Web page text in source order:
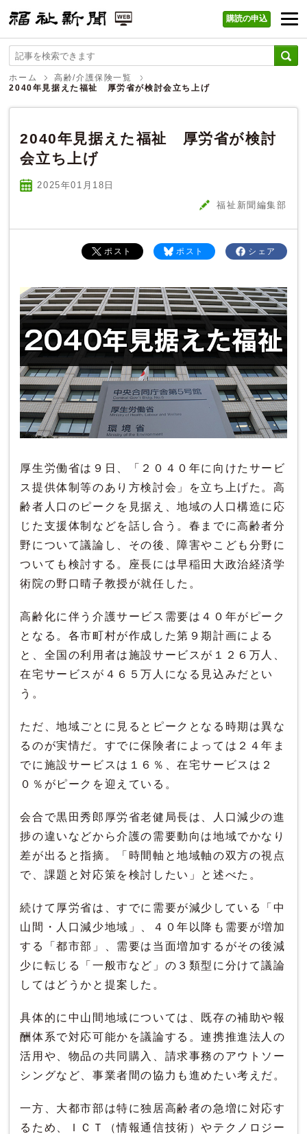
福祉新聞 WEB
購読の申込
ホーム
高齢/介護保険一覧
2040年見据えた福祉 厚労省が検討会立ち上げ
2040年見据えた福祉 厚労省が検討
会立ち上げ
2025年01 月 18 日
福祉新聞編集部
シェア
ポスト
ポスト
厚生労働省は９日、「２０４０年に向けたサービ
ス提供体制等のあり方検討会」を立ち上げた。高
齢者人口のピークを見据え、地域の人口構造に応
じた支援体制などを話し合う。春までに高齢者分
野について議論し、その後、障害やこども分野に
ついても検討する。座長には早稲田大政治経済学
術院の野口晴子教授が就任した。
高齢化に伴う介護サービス需要は４０年がピーク
となる。各市町村が作成した第９期計画による
と、全国の利用者は施設サービスが１２６万人、
在宅サービスが４６５万人になる見込みだとい
う。
ただ、地域ごとに見るとピークとなる時期は異な
るのが実情だ。すでに保険者によっては２４年ま
でに施設サービスは１６％、在宅サービスは２
０％がピークを迎えている。
会合で黒田秀郎厚労省老健局長は、人口減少の進
捗の違いなどから介護の需要動向は地域でかなり
差が出ると指摘。「時間軸と地域軸の双方の視点
で、課題と対応策を検討したい」と述べた。
続けて厚労省は、すでに需要が減少している「中
山間・人口減少地域」、４０年以降も需要が増加
する「都市部」、需要は当面増加するがその後減
少に転じる「一般市など」の３類型に分けて議論
してはどうかと提案した。
具体的に中山間地域については、既存の補助や報
酬体系で対応可能かを議論する。連携推進法人の
活用や、物品の共同購入、請求事務のアウトソー
シングなど、事業者間の協力も進めたい考えだ。
一方、大都市部は特に独居高齢者の急増に対応す
るため、ＩＣＴ（情報通信技術）やテクノロジー